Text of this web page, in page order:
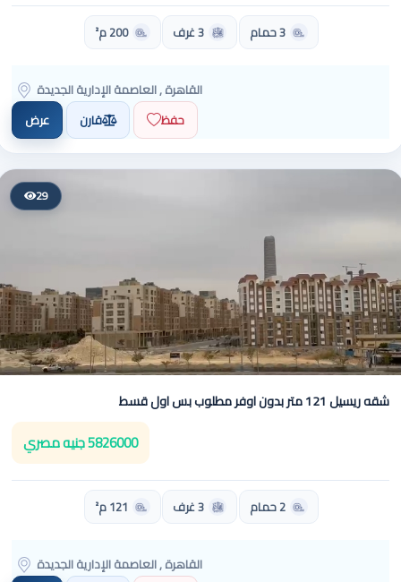
3 حمام 3 غرف 200 م²
القاهرة , العاصمة الإدارية الجديدة
حفظ
قارن عرض
29
شقه ريسيل 121 متر بدون اوفر مطلوب بس اول قسط
5826000 جنيه مصري
2 حمام 3 غرف 121 م²
القاهرة , العاصمة الإدارية الجديدة